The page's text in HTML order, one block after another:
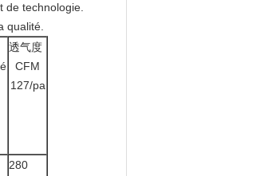
technologie.
qualité.
透气度
CFM
127/pa
280